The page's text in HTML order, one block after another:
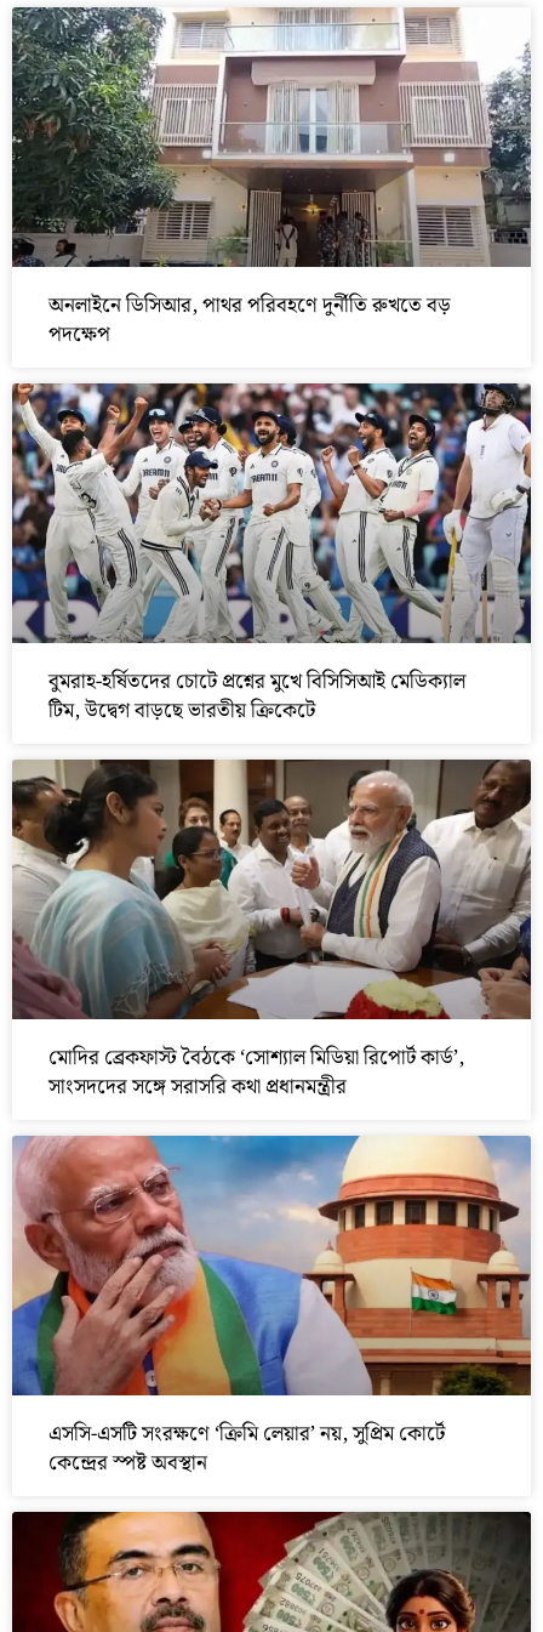
অনলাইনে ডিসিআর, পাথর পরিবহণে দুর্নীতি রুখতে বড়
পদক্ষেপ
বুমরাহ-হর্ষিতদের চোটে প্রশ্নের মুখে বিসিসিআই মেডিক্যাল
টিম, উদ্বেগ বাড়ছে ভারতীয় ক্রিকেটে
মোদির ব্রেকফাস্ট বৈঠকে ‘সোশ্যাল মিডিয়া রিপোর্ট কার্ড’,
সাংসদদের সঙ্গে সরাসরি কথা প্রধানমন্ত্রীর
এসসি-এসটি সংরক্ষণে ‘ক্রিমি লেয়ার’ নয়, সুপ্রিম কোর্টে
কেন্দ্রের স্পষ্ট অবস্থান